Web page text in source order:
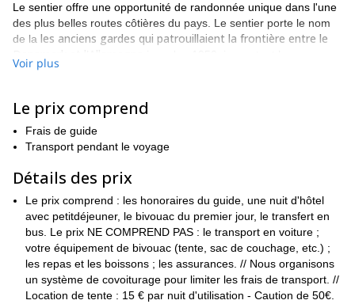
Le sentier offre une opportunité de randonnée unique dans l'une
des plus belles routes côtières du pays. Le sentier porte le nom
de la les anciens gardes qui patrouillaient la frontière entre le
commerce maritime. Chaque garde avait ses propres champs à
Vous serezen suivant la côte
randonnée de 3 jours à travers un paysage très diversifié
des prairies, des forêts et des tourbières. Le long des rives du
fjord, nous trouverons à la fois une riche vie animale et végétale
et de nombreux habitats intéressants. Nous passerons la nuit
dans des bivouacs organisés le long de la route.
Le chemin de la Gendarmstie est qualifié deSentier de la qualité
- Le meilleur de l'Europe.C'est une excellente occasion de
découvrir un autre pays et de profiter de paysages variés, entre
mer et forêt.
Cette randonnée est accessible à tout bon marcheur. En fait, elle
est une première randonnée facile pour se testeravant de
Voir plus
Le prix comprend
Frais de guide
Transport pendant le voyage
Détails des prix
Le prix comprend : les honoraires du guide, une nuit d'hôtel
avec petitdéjeuner, le bivouac du premier jour, le transfert en
bus. Le prix NE COMPREND PAS : le transport en voiture ;
votre équipement de bivouac (tente, sac de couchage, etc.) ;
les repas et les boissons ; les assurances. // Nous organisons
un système de covoiturage pour limiter les frais de transport. //
Location de tente : 15 € par nuit d'utilisation - Caution de 50€.